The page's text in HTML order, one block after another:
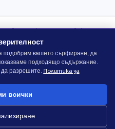
българското търговско
се показват без ДДС, а ДДС се
на поръчката, когато е
LTD,
подобрим вашето сърфиране, да
подходящо съдържание.
да разрешите. Политика за
всички